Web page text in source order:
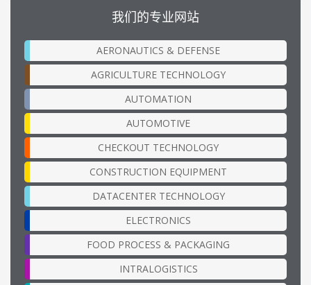
我们的专业网站
AERONAUTICS & DEFENSE
AGRICULTURE TECHNOLOGY
AUTOMATION
AUTOMOTIVE
CHECKOUT TECHNOLOGY
CONSTRUCTION EQUIPMENT
DATACENTER TECHNOLOGY
ELECTRONICS
FOOD PROCESS & PACKAGING
INTRALOGISTICS